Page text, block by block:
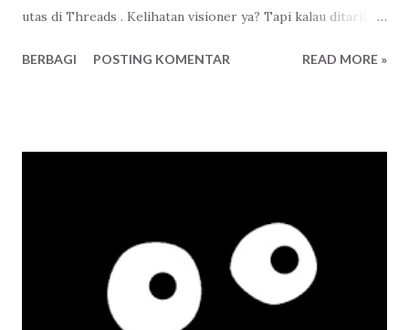
utas di Threads . Kelihatan visioner ya? Tapi kalau ditarik
Karena perkataan itu terbentuk dari pengalaman yang
dia, sebaik apapun menantunya. Ada peran yang tidak boleh
digantikan dalam sebuah rumah tangga , karena apabila
tidak demikian niscaya ada kejadian yang tidak
menyenangkan diantaranya. Itulah kenapa pekerjaan di
kartu identitas kependudukan ada namanya, ibu rumah
BERBAGI POSTING KOMENTAR READ MORE »